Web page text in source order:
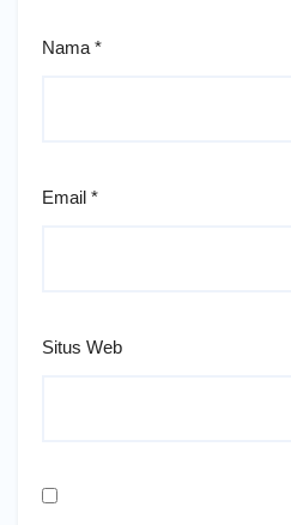
Nama *
Email *
Situs Web